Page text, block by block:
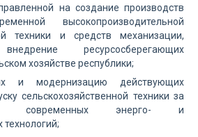
на создание производств
высокопроизводительной
техники и средств механизации,
ресурсосберегающих
хозяйстве республики;
и модернизацию действующих
сельскохозяйственной техники за
современных энерго- и